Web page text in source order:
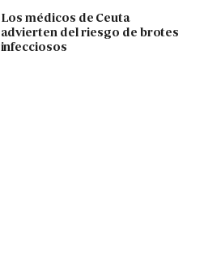
Los médicos de Ceuta
advierten del riesgo de brotes
infecciosos